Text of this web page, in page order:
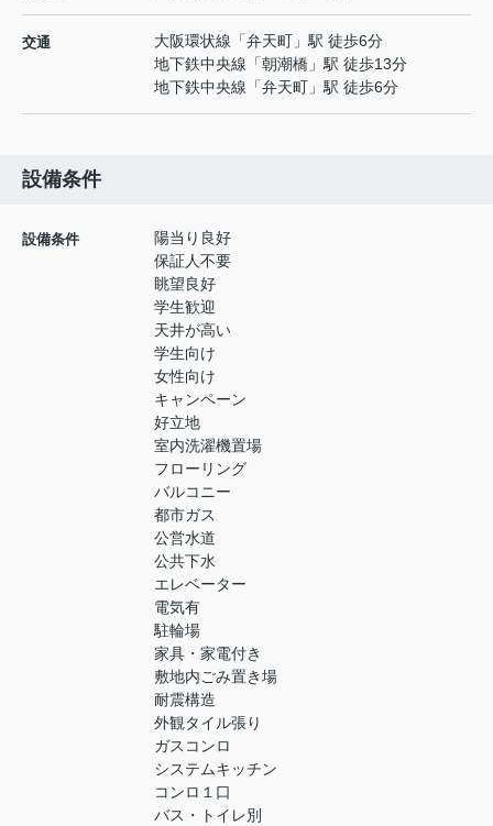
交通 大阪環状線 「弁天町 」駅 徒歩6分
地下鉄中央線 「朝潮橋 」駅 徒歩13分
地下鉄中央線 「弁天町 」駅 徒歩6分
設備条件
設備条件
陽当り良好
保証人不要
眺望良好
学生歓迎
天井が高い
学生向け
女性向け
キャンペーン
好立地
室内洗濯機置場
フローリング
バルコニー
都市ガス
公営水道
公共下水
エレベーター
電気有
駐輪場
家具・家電付き
敷地内ごみ置き場
耐震構造
外観タイル張り
ガスコンロ
システムキッチン
コンロ１口
バス・トイレ別